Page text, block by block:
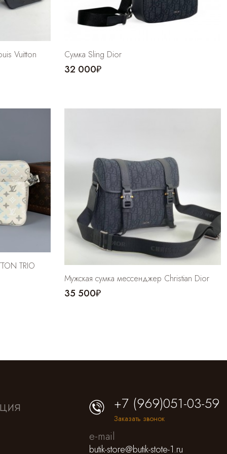
Vuitton Cумка Sling Dior
32 000₽
TRIO
Мужская сумка мессенджер Christian Dior
35 500₽
+7 (969)051-03-59
Заказать звонок
e-mail
butik-store@butik-stote-1.ru